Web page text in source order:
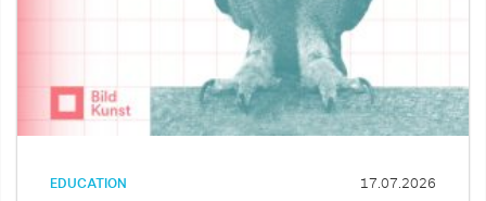
EDUCATION 17.07.2026